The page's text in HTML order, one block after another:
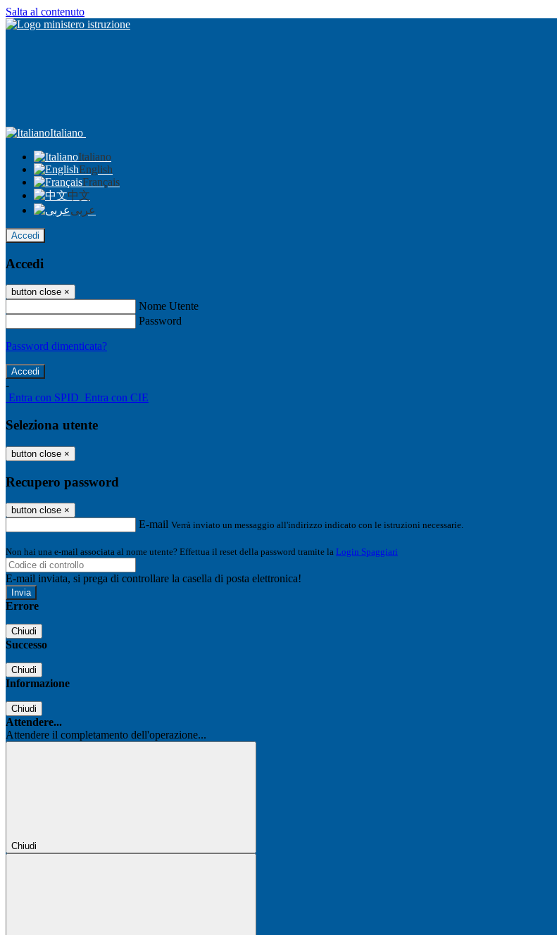
Salta al contenuto
Italiano
Italiano
English
Français
中文
عربى
Accedi
Accedi
button close ×
Nome Utente
Password
Password dimenticata?
-
Entra con SPID Entra con CIE
Seleziona utente
button close ×
Recupero password
button close ×
E-mail Verrà inviato un messaggio all'indirizzo indicato con le istruzioni necessarie.
Non hai una e-mail associata al nome utente? Effettua il reset della password tramite la Login Spaggiari
E-mail inviata, si prega di controllare la casella di posta elettronica!
Errore
Chiudi
Successo
Chiudi
Informazione
Chiudi
Attendere...
Attendere il completamento dell'operazione...
Chiudi